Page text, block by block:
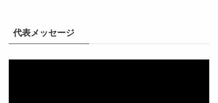
代表メッセージ